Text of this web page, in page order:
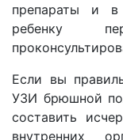
препараты и в
ребенку
Если вы
УЗИ брюшной
составить
внутренних